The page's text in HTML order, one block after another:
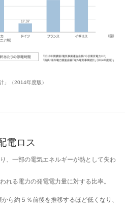
」（2014年度版）
電ロス
、一部の電気エネルギーが熱として失わ
れる電力の発電電力量に対する比率。
ら約５％前後を推移するほど低くなり、